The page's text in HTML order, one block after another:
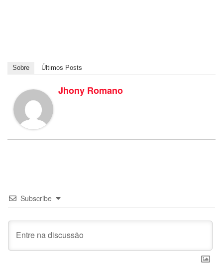
Sobre Últimos Posts
Jhony Romano
Subscribe